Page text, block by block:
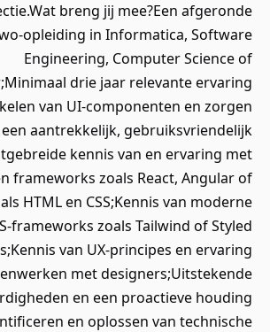
breng jij mee?Een afgeronde
in Informatica, Software
Engineering, Computer Science of
drie jaar relevante ervaring
van UI‑componenten en zorgen
aantrekkelijk, gebruiksvriendelijk
kennis van en ervaring met
frameworks zoals React, Angular of
HTML en CSS;Kennis van moderne
frameworks zoals Tailwind of Styled
van UX-principes en ervaring
met designers;Uitstekende
en een proactieve houding
en oplossen van technische